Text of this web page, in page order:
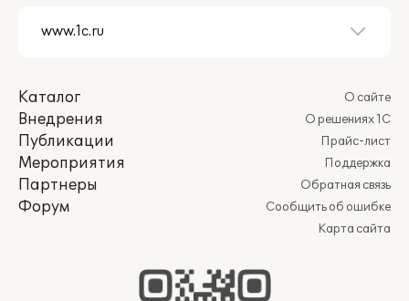
Каталог
Внедрения
Публикации
Мероприятия
Партнеры
Форум
О сайте
О решениях 1С
Прайс-лист
Поддержка
Обратная связь
Сообщить об ошибке
Карта сайта